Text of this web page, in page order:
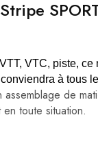
VTC, piste, ce
à tous
de
toute situation.